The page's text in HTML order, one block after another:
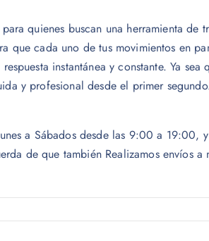
quienes buscan una herramienta de
que cada uno de tus movimientos en
instantánea y constante. Ya sea
y profesional desde el primer
a Sábados desde las 9:00 a 19:00,
de que también Realizamos envíos